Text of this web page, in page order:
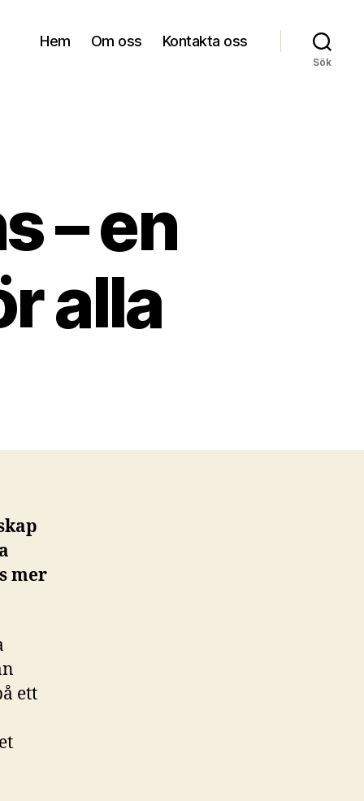
Hem Om oss Kontakta oss
Sök
– en
alla
mer
ett